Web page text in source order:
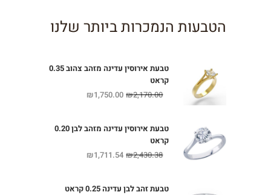
הטבעות הנמכרות ביותר שלנו
טבעת אירוסין עדינה מזהב צהוב 0.35
קראט
₪2,170.00
₪1,750.00
טבעת אירוסין עדינה מזהב לבן 0.20
קראט
₪2,430.38
₪1,711.54
טבעת זהב לבן עדינה 0.25 קראט